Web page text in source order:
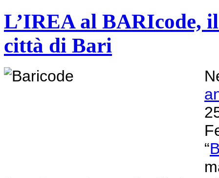
L’IREA al BARIcode,
città di Bari
“